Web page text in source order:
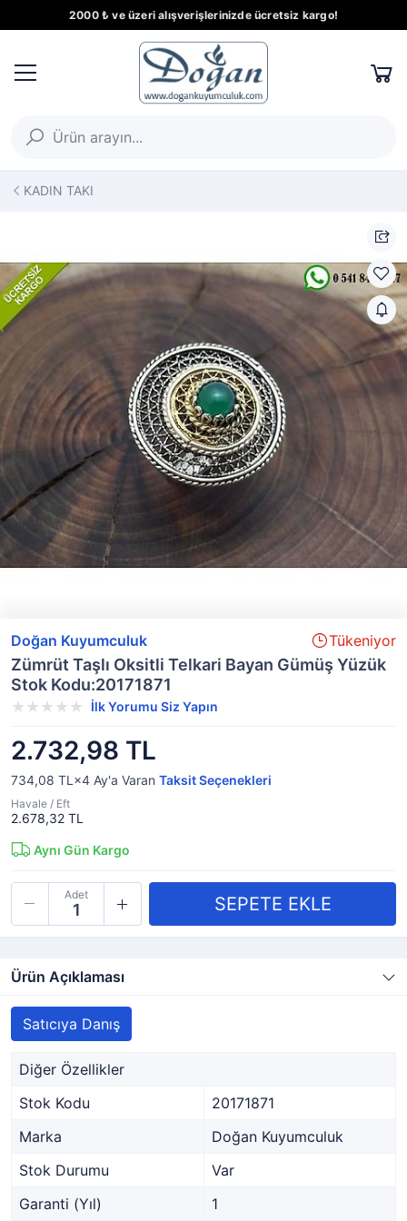
2000 ₺ ve üzeri alışverişlerinizde ücretsiz kargo!
KADIN TAKI
Doğan Kuyumculuk Tükeniyor
Zümrüt Taşlı Oksitli Telkari Bayan Gümüş Yüzük
Stok Kodu:20171871
İlk Yorumu Siz Yapın
2.732,98 TL
734,08 TL×4 Ay'a Varan Taksit Seçenekleri
Havale / Eft
2.678,32 TL
Aynı Gün Kargo
Adet
Ürün Açıklaması
Satıcıya Danış
Diğer Özellikler
Stok Kodu
20171871
Marka
Doğan Kuyumculuk
Stok Durumu
Var
Garanti (Yıl)
1